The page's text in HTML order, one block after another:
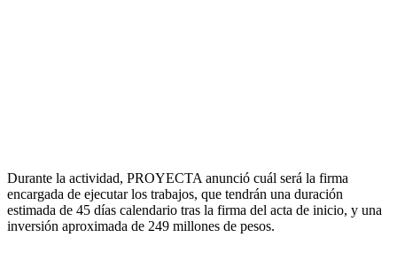
Durante la actividad, PROYECTA anunció cuál será la firma
encargada de ejecutar los trabajos, que tendrán una duración
estimada de 45 días calendario tras la firma del acta de inicio, y una
inversión aproximada de 249 millones de pesos.